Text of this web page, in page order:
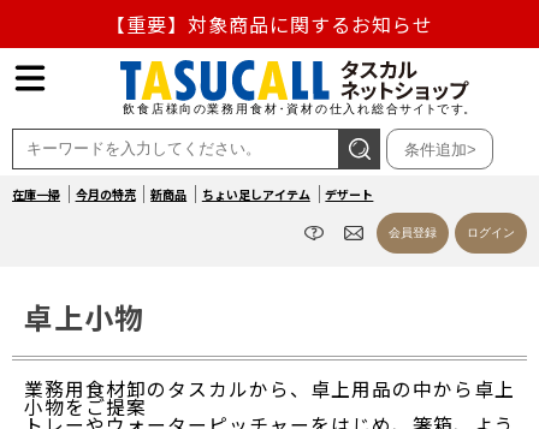
【重要】対象商品に関するお知らせ
【重要】熊本地震の影響による商品出荷停止のお知らせ
熊本県熊本地方を震源とする地震の影響によるお荷物のお
届け遅延について
条件追加>
在庫一掃 今月の特売 新商品 ちょい足しアイテム デザート
会員登録 ログイン
卓上小物
業務用食材卸のタスカルから、卓上用品の中から卓上
小物をご提案